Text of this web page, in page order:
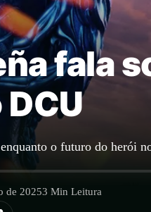
fala
o futuro do herói
de 20253 Min Leitura